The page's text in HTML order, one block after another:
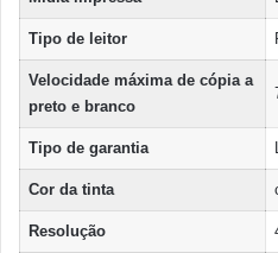
Tipo de leitor
Velocidade máxima de cópia a
preto e branco
Tipo de garantia
Cor da tinta
Resolução